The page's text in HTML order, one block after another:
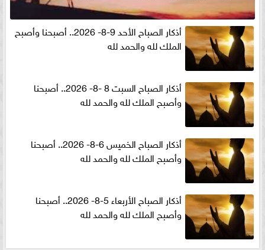
أذكار الصباح الأحد 9-8- 2026.. أصبحنا وأصبح
الملك لله والحمد لله
أذكار الصباح السبت 8 -8- 2026.. أصبحنا
وأصبح الملك لله والحمد لله
أذكار الصباح الخميس 6-8- 2026.. أصبحنا
وأصبح الملك لله والحمد لله
أذكار الصباح الأربعاء 5-8- 2026.. أصبحنا
وأصبح الملك لله والحمد لله